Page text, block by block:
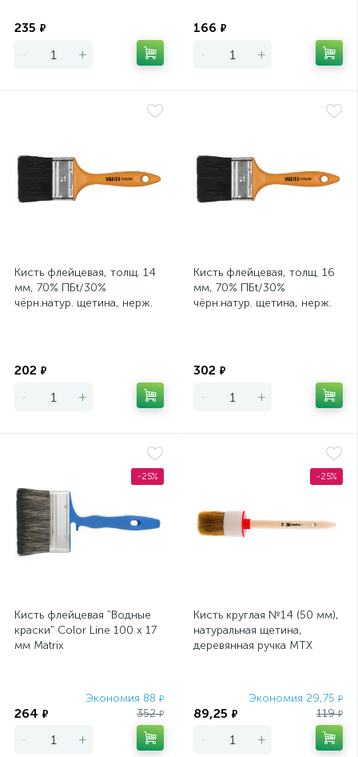
235 ₽
- +
166 ₽
- +
Кисть флейцевая, толщ. 14
мм, 70% ПБt/30%
чёрн.натур. щетина, нерж.
202 ₽
- +
Кисть флейцевая, толщ. 16
мм, 70% ПБt/30%
чёрн.натур. щетина, нерж.
302 ₽
- +
-25%
Кисть флейцевая "Водные
краски" Color Line 100 х 17
мм Matrix
Экономия 88 ₽
264 ₽ 352₽
- +
-25%
Кисть круглая №14 (50 мм),
натуральная щетина,
деревянная ручка MTX
Экономия 29,75 ₽
89,25 ₽ 119₽
- +